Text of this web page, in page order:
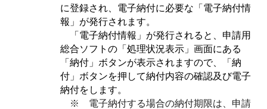
に登録され、電子納付に必要な「電子納付情
報」が発行されます。
「電子納付情報」が発行されると、申請用
総合ソフトの「処理状況表示」画面にある
「納付」ボタンが表示されますので、「納
付」ボタンを押して納付内容の確認及び電子
納付をします。
※ 電子納付する場合の納付期限は、申請